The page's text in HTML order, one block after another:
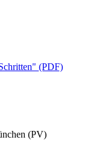
(PDF)
(PV)